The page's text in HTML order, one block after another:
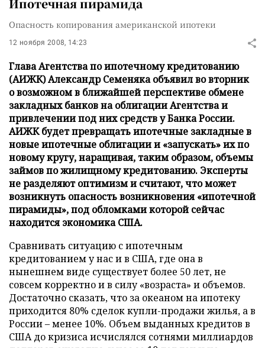
Ипотечная пирамида
Опасность копирования американской ипотеки
12 ноября 2008, 14:23
Глава Агентства по ипотечному кредитованию
(АИЖК) Александр Семеняка объявил во вторник
о возможном в ближайшей перспективе обмене
закладных банков на облигации Агентства и
привлечении под них средств у Банка России.
АИЖК будет превращать ипотечные закладные в
новые ипотечные облигации и «запускать» их по
новому кругу, наращивая, таким образом, объемы
займов по жилищному кредитованию. Эксперты
не разделяют оптимизм и считают, что может
возникнуть опасность возникновения «ипотечной
пирамиды», под обломками которой сейчас
находится экономика США.
Сравнивать ситуацию с ипотечным
кредитованием у нас и в США, где она в
нынешнем виде существует более 50 лет, не
совсем корректно и в силу «возраста» и объемов.
Достаточно сказать, что за океаном на ипотеку
приходится 80% сделок купли-продажи жилья, а в
России – менее 10%. Объем выданных кредитов в
США до кризиса исчислялся сотнями миллиардов